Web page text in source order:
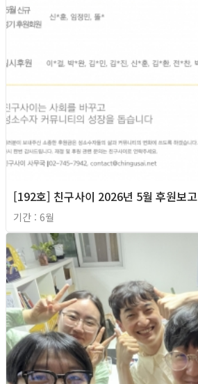
[192호] 친구사이 2026년 5월 후원보고
기간 : 6월